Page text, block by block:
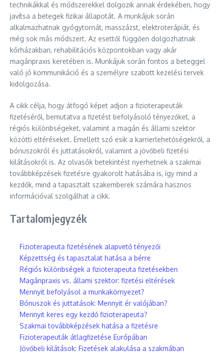
technikákkal és módszerekkel dolgozik annak érdekében, hogy
javítsa a betegek fizikai állapotát. A munkájuk során
alkalmazhatnak gyógytornát, masszázst, elektroterápiát, és
még sok más módszert. Az esettől függően dolgozhatnak
kórházakban, rehabilitációs központokban vagy akár
magánpraxis keretében is. Munkájuk során fontos a beteggel
való jó kommunikáció és a személyre szabott kezelési tervek
kidolgozása.
A cikk célja, hogy átfogó képet adjon a fizioterapeuták
fizetéséről, bemutatva a fizetést befolyásoló tényezőket, a
régiós különbségeket, valamint a magán és állami szektor
közötti eltéréseket. Emellett szó esik a karrierlehetőségekről, a
bónuszokról és juttatásokról, valamint a jövőbeli fizetési
kilátásokról is. Az olvasók betekintést nyerhetnek a szakmai
továbbképzések fizetésre gyakorolt hatásába is, így mind a
kezdők, mind a tapasztalt szakemberek számára hasznos
információval szolgálhat a cikk.
Tartalomjegyzék
Fizioterapeuta fizetésének alapvető tényezői
Képzettség és tapasztalat hatása a bérre
Régiós különbségek a fizioterapeuta fizetésekben
Magánpraxis vs. állami szektor: fizetési eltérések
Mennyit befolyásol a munkakörnyezet?
Bónuszok és juttatások: Mennyit ér valójában?
Mennyit keres egy kezdő fizioterapeuta?
Szakmai továbbképzések hatása a fizetésre
Fizioterapeuták átlagfizetése Európában
Jövőbeli kilátások: Fizetések alakulása a szakmában